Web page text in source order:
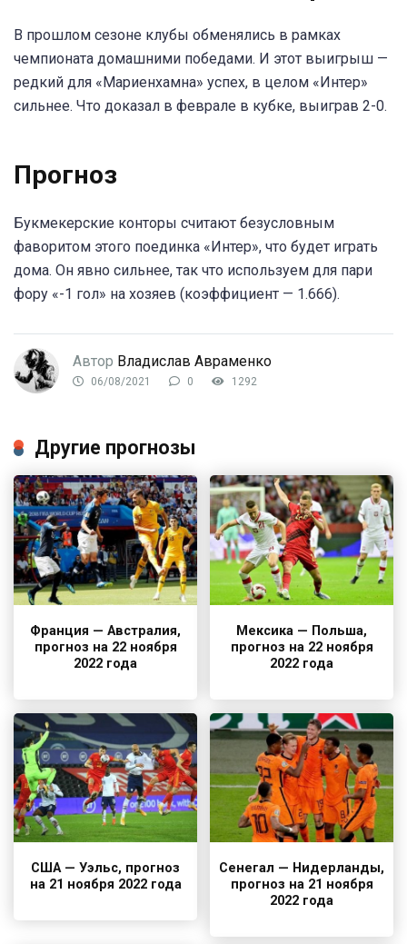
В прошлом сезоне клубы обменялись в рамках
чемпионата домашними победами. И этот выигрыш —
редкий для «Мариенхамна» успех, в целом «Интер»
сильнее. Что доказал в феврале в кубке, выиграв 2-0.
Прогноз
Букмекерские конторы считают безусловным
фаворитом этого поединка «Интер», что будет играть
дома. Он явно сильнее, так что используем для пари
фору «-1 гол» на хозяев (коэффициент — 1.666).
Автор Владислав Авраменко
06/08/2021 0 1292
Другие прогнозы
Франция — Австралия,
прогноз на 22 ноября
2022 года
Мексика — Польша,
прогноз на 22 ноября
2022 года
США — Уэльс, прогноз
на 21 ноября 2022 года
Сенегал — Нидерланды,
прогноз на 21 ноября
2022 года